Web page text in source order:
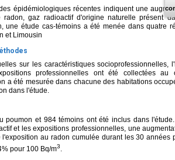
épidémiologiques récentes indiquent une
radon, gaz radioactif d'origine naturelle présent
une étude cas-témoins a été menée dans quatre
et Limousin
sur les caractéristiques socioprofessionnelles,
professionnelles ont été collectées au
a été mesurée dans chacune des habitations
dans l'étude.
poumon et 984 témoins ont été inclus dans
et les expositions professionnelles, une
l'exposition au radon cumulée durant les 30 années
pour 100 Bq/m3.